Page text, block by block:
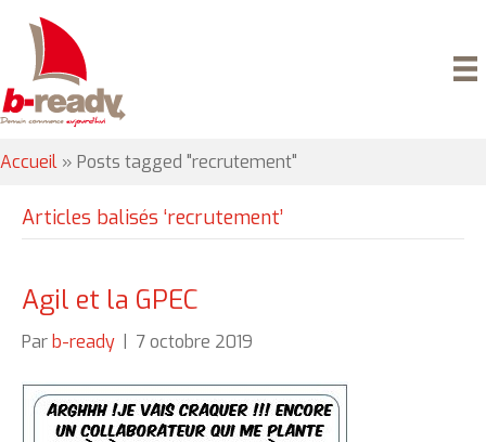
Accueil » Posts tagged "recrutement"
Articles balisés ‘recrutement’
Agil et la GPEC
Par b-ready 7 octobre 2019